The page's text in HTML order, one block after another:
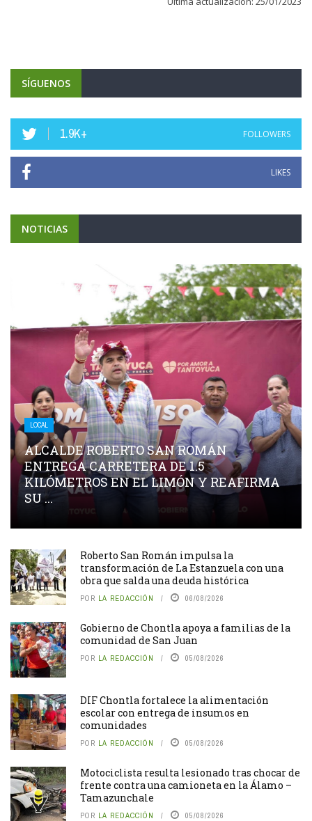
SÍGUENOS
1.9K+ FOLLOWERS
LIKES
NOTICIAS
LOCAL
ALCALDE ROBERTO SAN ROMÁN
ENTREGA CARRETERA DE 1.5
KILÓMETROS EN EL LIMÓN Y REAFIRMA
SU ...
Roberto San Román impulsa la
transformación de La Estanzuela con una
obra que salda una deuda histórica
POR LA REDACCIÓN 06/08/2026
Gobierno de Chontla apoya a familias de la
comunidad de San Juan
POR LA REDACCIÓN 05/08/2026
DIF Chontla fortalece la alimentación
escolar con entrega de insumos en
comunidades
POR LA REDACCIÓN 05/08/2026
Motociclista resulta lesionado tras chocar de
frente contra una camioneta en la Álamo –
Tamazunchale
POR LA REDACCIÓN 05/08/2026